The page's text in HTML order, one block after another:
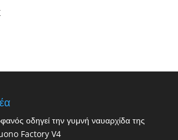
οδηγεί την γυμνή ναυαρχίδα της
Factory V4